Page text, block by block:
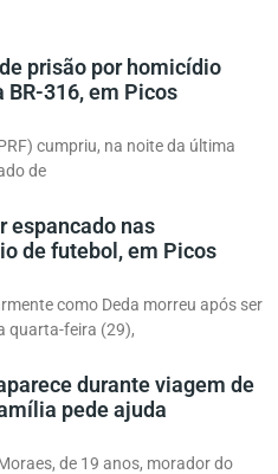
prisão por homicídio
316, em Picos
cumpriu, na noite da última
de
espancado nas
de futebol, em Picos
como Deda morreu após ser
quarta-feira (29),
durante viagem de
pede ajuda
de 19 anos, morador do